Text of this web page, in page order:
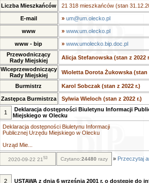
Liczba Mieszkańców 21 318 mieszkańców (stan
E-mail » um@um.olecko.pl
www » www.um.olecko.pl
www - bip » www.umolecko.bip.doc.pl
Przewodniczący
Rady Miejskiej
Alicja Stefanowska (stan z 2022
Wiceprzewodniczący
Rady Miejskiej
Wioletta Dorota Żukowska (stan
Burmistrz Karol Sobczak (stan z 2022 r.)
Zastępca Burmistrza Sylwia Wieloch (stan z 2022 r.)
1
Deklaracja dostępności Biuletynu Informacji
Miejskiego w Olecku
Deklaracja dostępności Biuletynu Informacji
Publicznej Urzędu Miejskiego w Olecku
Urząd Mie...
2020-09-22 2153 Czytano:24480 razy » Przeczytaj
2 USTAWA z dnia 6 września 2001 r. o dostępie do